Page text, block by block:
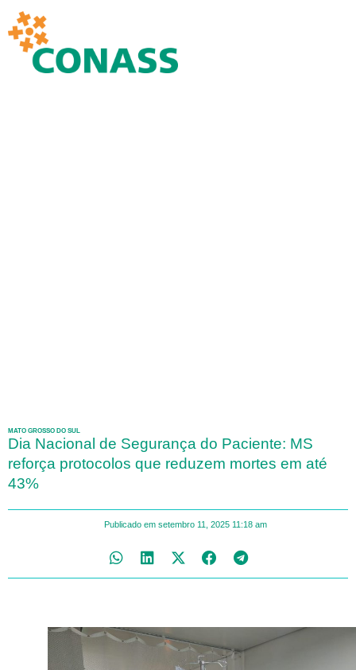
MATO GROSSO DO SUL
Dia Nacional de Segurança do Paciente: MS
reforça protocolos que reduzem mortes em até
43%
Publicado em setembro 11, 2025 11:18 am